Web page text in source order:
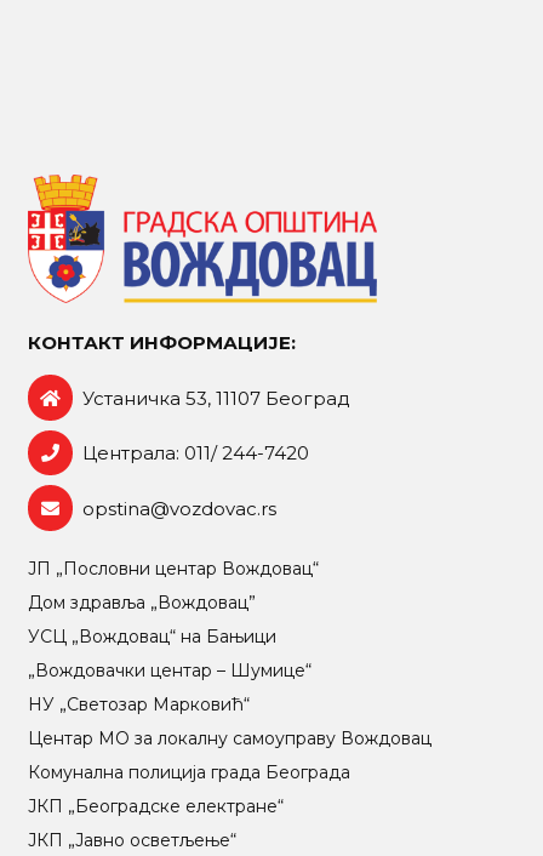
КОНТАКТ ИНФОРМАЦИЈЕ:
Устаничка 53, 11107 Београд
Централа: 011/ 244-7420
opstina@vozdovac.rs
ЈП „Пословни центар Вождовац“
Дом здравља „Вождовац”
УСЦ „Вождовац“ на Бањици
„Вождовачки центар – Шумице“
НУ „Светозар Марковић“
Центар МO за локалну самоуправу Вождовац
Комунална полиција града Београда
ЈКП „Београдске електране“
ЈКП „Јавно осветљење“